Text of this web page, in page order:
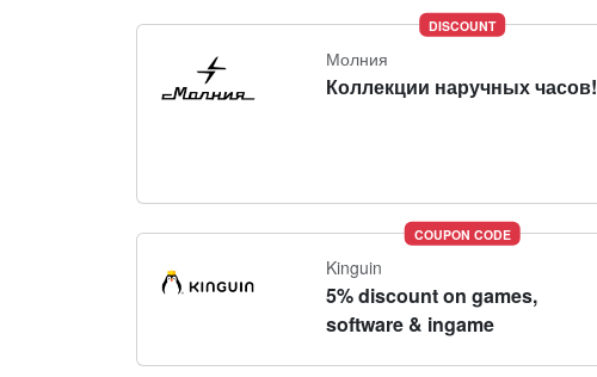
DISCOUNT
Молния
Коллекции наручных часов!
COUPON CODE
Kinguin
5% discount on games,
software & ingame